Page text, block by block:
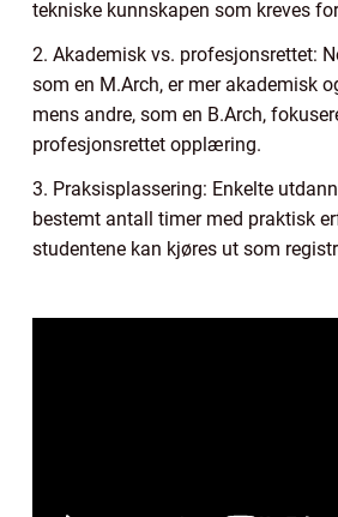
tekniske kunnskapen som kreves
2. Akademisk vs. profesjonsrettet:
som en M.Arch, er mer akademisk
mens andre, som en B.Arch,
profesjonsrettet opplæring.
3. Praksisplassering: Enkelte
bestemt antall timer med praktisk
studentene kan kjøres ut som